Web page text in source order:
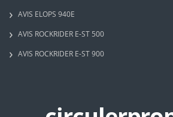
AVIS ELOPS 940E
AVIS ROCKRIDER E-ST 500
AVIS ROCKRIDER E-ST 900